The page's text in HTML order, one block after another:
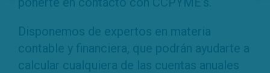
Disponemos de expertos en materia
contable y financiera, que podrán ayudarte a
calcular cualquiera de las cuentas anuales